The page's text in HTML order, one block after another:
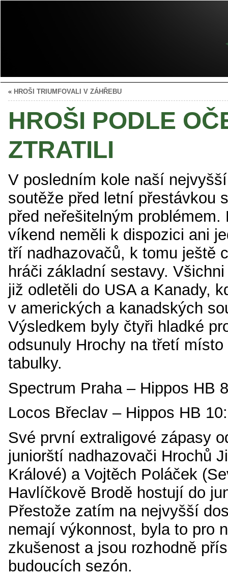
« HROŠI TRIUMFOVALI V ZÁHŘEBU
HROŠI PODLE
ZTRATILI
V posledním kole naší
soutěže před letní přestávkou
před neřešitelným problémem.
víkend neměli k dispozici ani
tří nadhazovačů, k tomu ještě
hráči základní sestavy.
již odletěli do USA a Kanady,
v amerických a kanadských
Výsledkem byly čtyři hladké
odsunuly Hrochy na třetí místo
tabulky.
Spectrum Praha – Hippos HB
Locos Břeclav – Hippos HB
Své první extraligové zápasy
juniorští nadhazovači Hrochů
Králové) a Vojtěch Poláček
Havlíčkově Brodě hostují do
Přestože zatím na nejvyšší
nemají výkonnost, byla to pro
zkušenost a jsou rozhodně
budoucích sezón.